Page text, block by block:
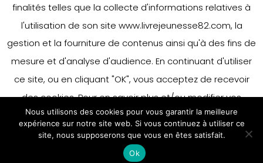
finalités telles que la collecte d'informations relatives à
l'utilisation de son site www.livrejeunesse82.com, la
gestion et la fourniture de contenus ainsi qu'à des fins de
mesure et d'analyse d'audience. En continuant d'utiliser
ce site, ou en cliquant "OK", vous acceptez de recevoir
des cookies. Pour en savoir plus et/ou modifier vos
préférences en matière de cookies, merci de vous référer
à notre politique sur les cookies.
Accepter
En savoir plus
Nous utilisons des cookies pour vous garantir la meilleure
expérience sur notre site web. Si vous continuez à utiliser ce
site, nous supposerons que vous en êtes satisfait.
Ok